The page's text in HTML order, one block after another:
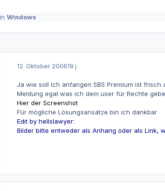
in Windows
12. Oktober 200619 j
Ja wie soll ich anfangen SBS Premium ist
Meldung egal was ich dem user für Rechte
Hier der Screenshot
Für mögliche Lösungsansätze bin ich dankbar
Edit by hellslawyer:
Bilder bitte entweder als Anhang oder als Link,